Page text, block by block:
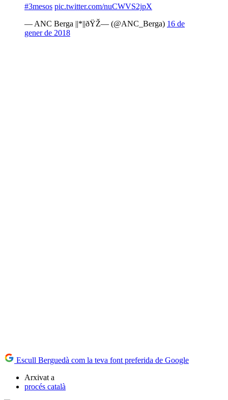
#3mesos pic.twitter.com/nuCWVS2jpX
— ANC Berga ||*||ðŸŽ— (@ANC_Berga) 16 de
gener de 2018
Escull Berguedà com la teva font preferida de Google
Arxivat a
procés català